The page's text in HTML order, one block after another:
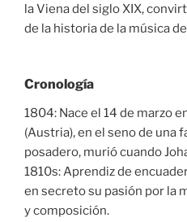
la Viena del siglo XIX,
de la historia de la música
Cronología
1804: Nace el 14 de marzo
(Austria), en el seno de una
posadero, murió cuando
1810s: Aprendiz de
en secreto su pasión por la
y composición.